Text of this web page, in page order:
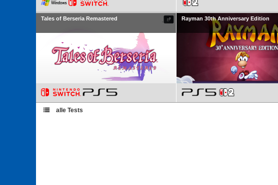
Tales of Berseria Remastered Rayman 30th Anniversary Edition
alle Tests